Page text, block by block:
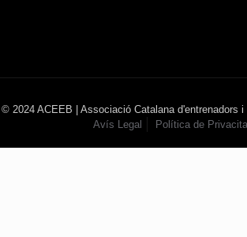
© 2024 ACEEB | Associació Catalana d'entrenadors
Avís Legal
Política de